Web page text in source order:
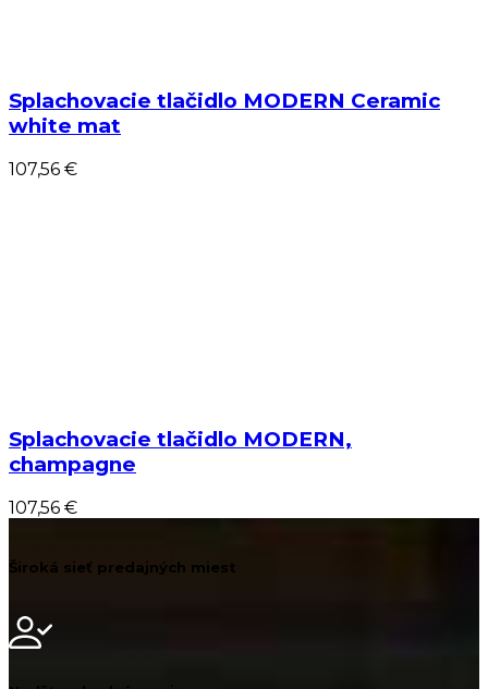
Splachovacie tlačidlo MODERN Ceramic
white mat
107,56 €
Splachovacie tlačidlo MODERN,
champagne
107,56 €
Široká sieť predajných miest